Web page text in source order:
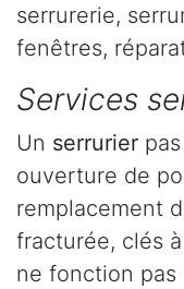
serrurerie,
fenêtres,
Services
Un serrurier
ouverture de
remplacement
fracturée, clés
ne fonction